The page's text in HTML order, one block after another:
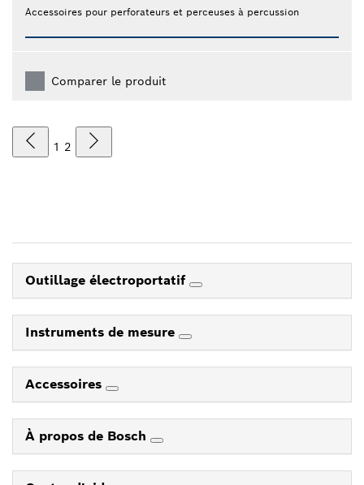
Accessoires pour perforateurs et perceuses à percussion
Comparer le produit
1 2
Outillage électroportatif
Instruments de mesure
Accessoires
À propos de Bosch